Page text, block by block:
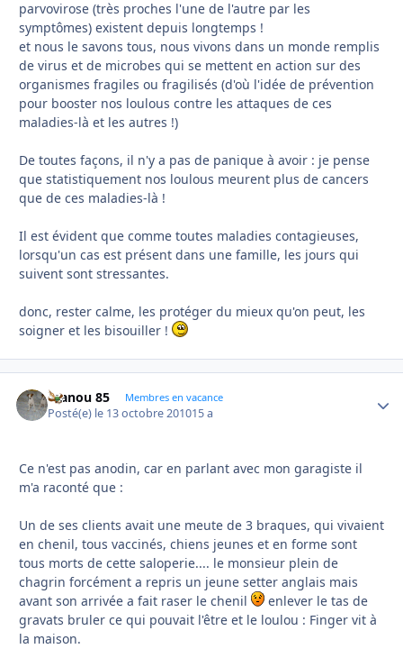
parvovirose (très proches l'une de l'autre par les
symptômes) existent depuis longtemps !
et nous le savons tous, nous vivons dans un monde remplis
de virus et de microbes qui se mettent en action sur des
organismes fragiles ou fragilisés (d'où l'idée de prévention
pour booster nos loulous contre les attaques de ces
maladies-là et les autres !)
De toutes façons, il n'y a pas de panique à avoir : je pense
que statistiquement nos loulous meurent plus de cancers
que de ces maladies-là !
Il est évident que comme toutes maladies contagieuses,
lorsqu'un cas est présent dans une famille, les jours qui
suivent sont stressantes.
donc, rester calme, les protéger du mieux qu'on peut, les
soigner et les bisouiller !
manou 85 Membres en vacance
Posté(e) le 13 octobre 201015 a
Ce n'est pas anodin, car en parlant avec mon garagiste il
m'a raconté que :
Un de ses clients avait une meute de 3 braques, qui vivaient
en chenil, tous vaccinés, chiens jeunes et en forme sont
tous morts de cette saloperie.... le monsieur plein de
chagrin forcément a repris un jeune setter anglais mais
avant son arrivée a fait raser le chenil
enlever le tas de
gravats bruler ce qui pouvait l'être et le loulou : Finger vit à
la maison.